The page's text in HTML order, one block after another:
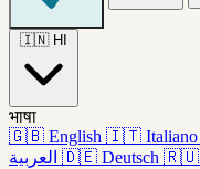
🇮🇳 HI
भाषा
🇬🇧 English 🇮🇹 Italiano
العربية 🇩🇪 Deutsch 🇷🇺